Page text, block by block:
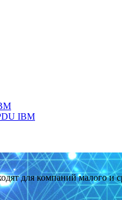
IBM
для компаний малого